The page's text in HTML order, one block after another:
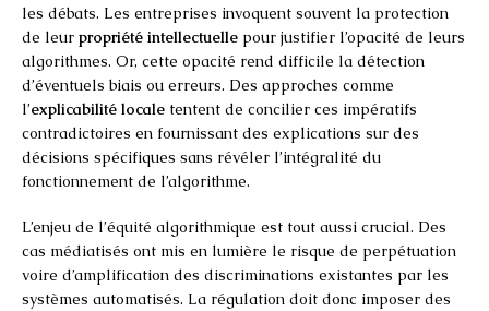
les débats. Les entreprises invoquent souvent la protection
de leur propriété intellectuelle pour justifier l’opacité de leurs
algorithmes. Or, cette opacité rend difficile la détection
d’éventuels biais ou erreurs. Des approches comme
l’explicabilité locale tentent de concilier ces impératifs
contradictoires en fournissant des explications sur des
décisions spécifiques sans révéler l’intégralité du
fonctionnement de l’algorithme.
L’enjeu de l’équité algorithmique est tout aussi crucial. Des
cas médiatisés ont mis en lumière le risque de perpétuation
voire d’amplification des discriminations existantes par les
systèmes automatisés. La régulation doit donc imposer des